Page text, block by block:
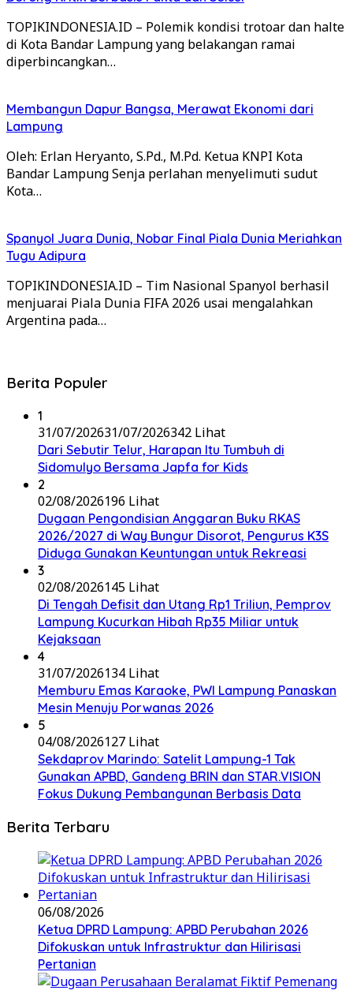
TOPIKINDONESIA.ID – Polemik kondisi trotoar dan halte
di Kota Bandar Lampung yang belakangan ramai
diperbincangkan…
Membangun Dapur Bangsa, Merawat Ekonomi dari
Lampung
Oleh: Erlan Heryanto, S.Pd., M.Pd. Ketua KNPI Kota
Bandar Lampung Senja perlahan menyelimuti sudut
Kota…
Spanyol Juara Dunia, Nobar Final Piala Dunia Meriahkan
Tugu Adipura
TOPIKINDONESIA.ID – Tim Nasional Spanyol berhasil
menjuarai Piala Dunia FIFA 2026 usai mengalahkan
Argentina pada…
Berita Populer
1
31/07/202631/07/2026342 Lihat
Dari Sebutir Telur, Harapan Itu Tumbuh di
Sidomulyo Bersama Japfa for Kids
2
02/08/2026196 Lihat
Dugaan Pengondisian Anggaran Buku RKAS
2026/2027 di Way Bungur Disorot, Pengurus K3S
Diduga Gunakan Keuntungan untuk Rekreasi
3
02/08/2026145 Lihat
Di Tengah Defisit dan Utang Rp1 Triliun, Pemprov
Lampung Kucurkan Hibah Rp35 Miliar untuk
Kejaksaan
4
31/07/2026134 Lihat
Memburu Emas Karaoke, PWI Lampung Panaskan
Mesin Menuju Porwanas 2026
5
04/08/2026127 Lihat
Sekdaprov Marindo: Satelit Lampung-1 Tak
Gunakan APBD, Gandeng BRIN dan STAR.VISION
Fokus Dukung Pembangunan Berbasis Data
Berita Terbaru
06/08/2026
Ketua DPRD Lampung: APBD Perubahan 2026
Difokuskan untuk Infrastruktur dan Hilirisasi
Pertanian